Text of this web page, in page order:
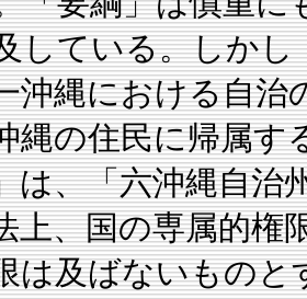
している。しかし
沖縄における自治
縄の住民に帰属す
、「六沖縄自治
上、国の専属的権
は及ばないもの